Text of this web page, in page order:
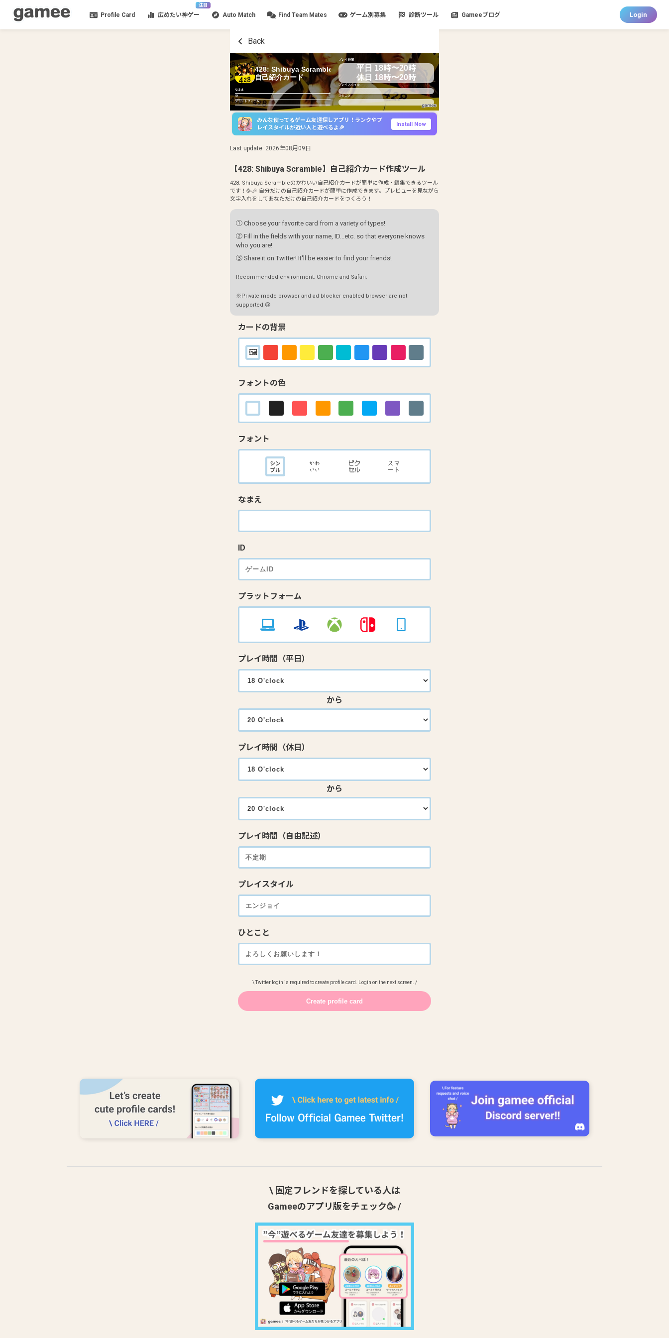
Profile Card
注目
広めたい神ゲー Auto Match Find Team Mates ゲーム別募集 診断ツール Gameeブログ Login
Back
428: Shibuya Scramble
自己紹介カード
なまえ
ID
プラットフォーム
プレイ時間
平日 18時〜20時
休日 18時〜20時
プレイスタイル
ひとこと
みんな使ってるゲーム友達探しアプリ！ランクやプ
レイスタイルが近い人と遊べるよ🎉
Install Now
Last update: 2026年08月09日
【428: Shibuya Scramble】自己紹介カード作成ツール
428: Shibuya Scrambleのかわいい自己紹介カードが簡単に作成・編集できるツール
です！🥳🎉 自分だけの自己紹介カードが簡単に作成できます。プレビューを見ながら
文字入れをしてあなただけの自己紹介カードをつくろう！
① Choose your favorite card from a variety of types!
② Fill in the fields with your name, ID...etc. so that everyone knows
who you are!
③ Share it on Twitter! It'll be easier to find your friends!
Recommended environment: Chrome and Safari.
※Private mode browser and ad blocker enabled browser are not
supported.😢
カードの背景
フォントの色
フォント
なまえ
ID
プラットフォーム
プレイ時間（平日）
から
プレイ時間（休日）
から
プレイ時間（自由記述）
プレイスタイル
ひとこと
\ Twitter login is required to create profile card. Login on the next screen. /
\ 固定フレンドを探している人は
Gameeのアプリ版をチェック🥳 /